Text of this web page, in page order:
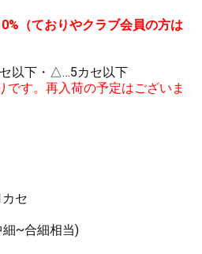
（ておりやクラブ会員の方は
以下・△…5カセ以下
です。再入荷の予定はございま
セ
~合細相当)